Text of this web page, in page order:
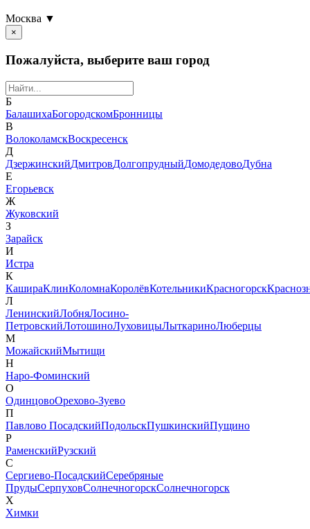
Москва ▼
×
Пожалуйста, выберите ваш город
Б
БалашихаБогородскомБронницы
В
ВолоколамскВоскресенск
Д
ДзержинскийДмитровДолгопрудныйДомодедовоДубна
Е
Егорьевск
Ж
Жуковский
З
Зарайск
И
Истра
К
КашираКлинКоломнаКоролёвКотельникиКрасногорск
Л
ЛенинскийЛобняЛосино-
ПетровскийЛотошиноЛуховицыЛыткариноЛюберцы
М
МожайскийМытищи
Н
Наро-Фоминский
О
ОдинцовоОрехово-Зуево
П
Павлово ПосадскийПодольскПушкинскийПущино
Р
РаменскийРузский
С
Сергиево-ПосадскийСеребряные
ПрудыСерпуховСолнечногорскСолнечногорск
Х
Химки